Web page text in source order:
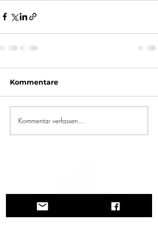
Kommentare
Kommentar verfassen...
Eine Reise durch Geschichte, Kulturen und
atemberaubende Landschaften. Via